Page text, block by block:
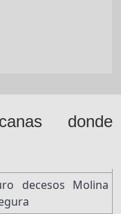
donde
decesos Molina